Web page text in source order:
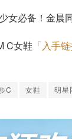
C女鞋「入手
C 女鞋 明星